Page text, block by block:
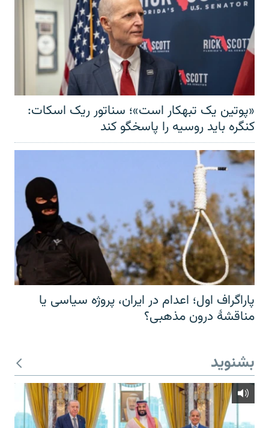
«پوتین یک تبهکار است»؛ سناتور ریک اسکات:
کنگره باید روسیه را پاسخگو کند
پاراگراف اول؛ اعدام در ایران، پروژه سیاسی یا
مناقشهٔ درون مذهبی؟
بشنوید